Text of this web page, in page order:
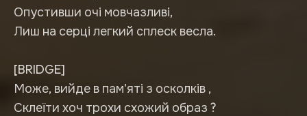
Опустивши очі мовчазливі,
Лиш на серці легкий сплеск весла.
[BRIDGE]
Може, вийде в пам'яті з осколків ,
Склеїти хоч трохи схожий образ ?